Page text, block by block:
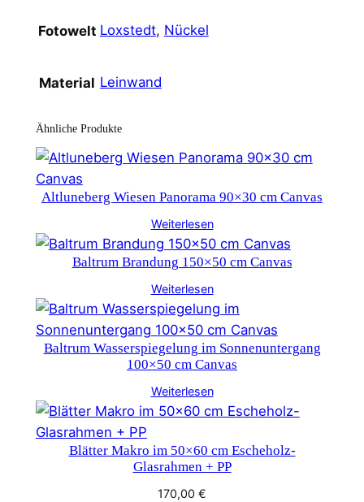
Fotowelt Loxstedt, Nückel
Material Leinwand
Ähnliche Produkte
Altluneberg Wiesen Panorama 90×30 cm Canvas
Weiterlesen
Baltrum Brandung 150×50 cm Canvas
Weiterlesen
Baltrum Wasserspiegelung im Sonnenuntergang
100×50 cm Canvas
Weiterlesen
Blätter Makro im 50×60 cm Escheholz-
Glasrahmen + PP
170,00 €